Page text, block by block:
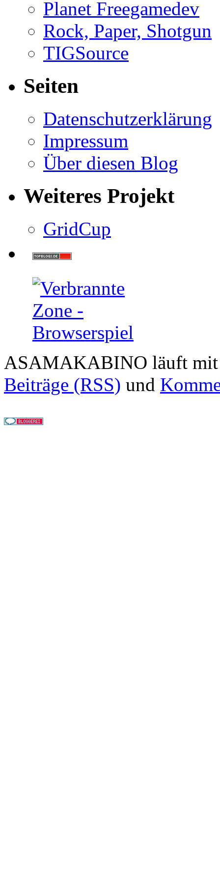
Planet Freegamedev
Rock, Paper, Shotgun
TIGSource
Seiten
Datenschutzerklärung
Impressum
Über diesen Blog
Weiteres Projekt
GridCup
ASAMAKABINO läuft
Beiträge (RSS) und